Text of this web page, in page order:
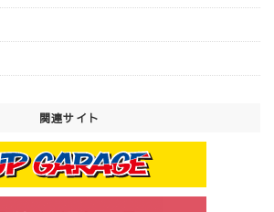
関連サイト